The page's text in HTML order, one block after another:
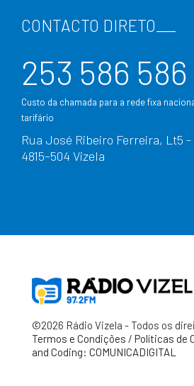
CONTACTO DIRETO
253 586 586
Custo da chamada para a rede fixa
tarifário
Rua José Ribeiro Ferreira, Lt5 -
4815–504 Vizela
©2026 Rádio Vizela - Todos os
Termos e Condições / Políticas de
and Coding: COMUNICADIGITAL